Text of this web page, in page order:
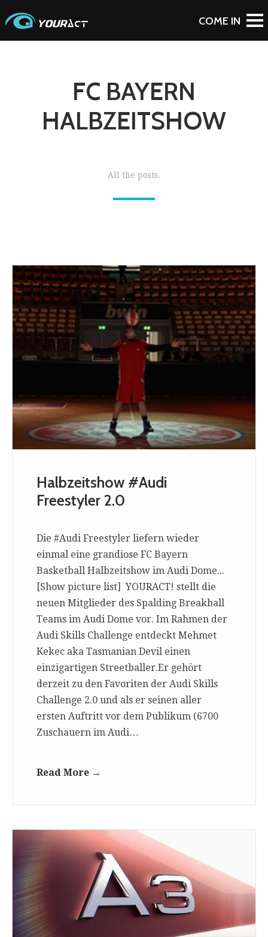
FC BAYERN
HALBZEITSHOW
All the posts.
Halbzeitshow #Audi
Freestyler 2.0
Die #Audi Freestyler liefern wieder
einmal eine grandiose FC Bayern
Basketball Halbzeitshow im Audi Dome...
[Show picture list] YOURACT! stellt die
neuen Mitglieder des Spalding Breakball
Teams im Audi Dome vor. Im Rahmen der
Audi Skills Challenge entdeckt Mehmet
Kekec aka Tasmanian Devil einen
einzigartigen Streetballer.Er gehört
derzeit zu den Favoriten der Audi Skills
Challenge 2.0 und als er seinen aller
ersten Auftritt vor dem Publikum (6700
Zuschauern im Audi…
Read More →